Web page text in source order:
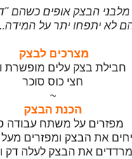
הבצק אופים כשהם
לא יתפחו יתר על
מצרכים לבצק
חבילת בצק עלים מופשרת
חצי כוס סוכר
~
הכנת הבצק
מפזרים על משתח עבודה
את הבצק ומפזרים
מרדדים את הבצק לעלה דק